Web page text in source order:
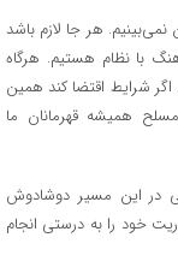
هر جا لازم باشد
با نظام هستیم. هرگاه
شرایط اقتضا کند همین
همیشه قهرمانان ما
در این مسیر دوشادوش
خود را به درستی انجام